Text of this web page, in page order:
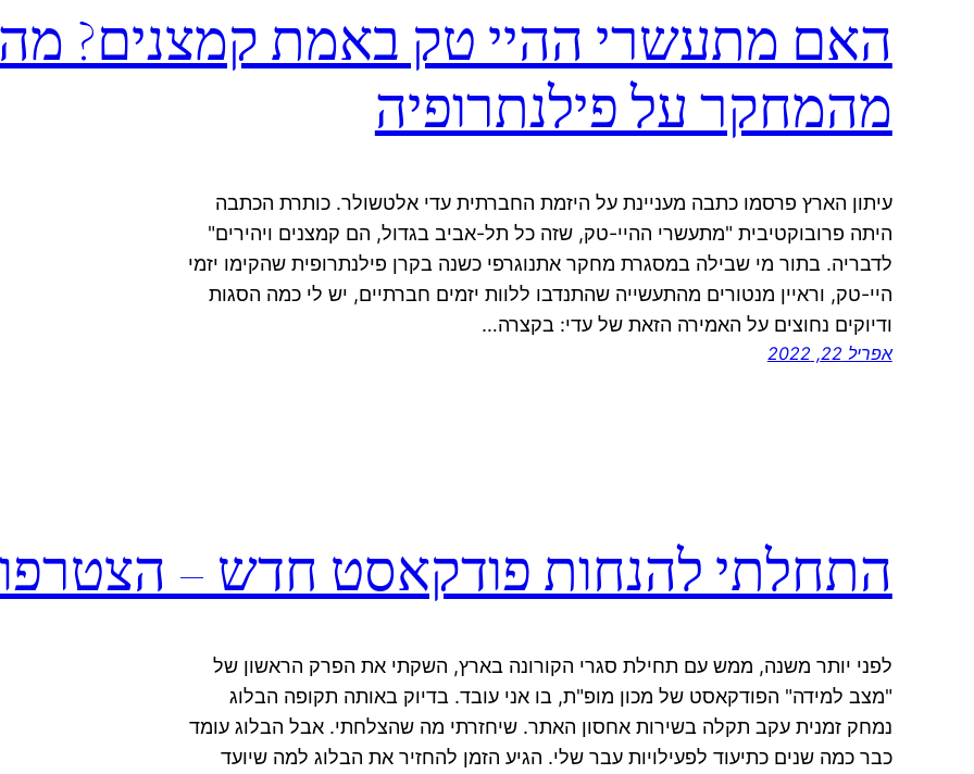
האם מתעשרי ההיי טק באמת קמצנים? מה
מהמחקר על פילנתרופיה
עיתון הארץ פרסמו כתבה מעניינת על היזמת החברתית עדי אלטשולר. כותרת הכתבה
היתה פרובוקטיבית "מתעשרי ההיי-טק, שזה כל תל-אביב בגדול, הם קמצנים ויהירים"
לדבריה. בתור מי שבילה במסגרת מחקר אתנוגרפי כשנה בקרן פילנתרופית שהקימו יזמי
היי-טק, וראיין מנטורים מהתעשייה שהתנדבו ללוות יזמים חברתיים, יש לי כמה הסגות
ודיוקים נחוצים על האמירה הזאת של עדי: בקצרה…
אפריל 22, 2022
התחלתי להנחות פודקאסט חדש –
לפני יותר משנה, ממש עם תחילת סגרי הקורונה בארץ, השקתי את הפרק הראשון של
"מצב למידה" הפודקאסט של מכון מופ"ת, בו אני עובד. בדיוק באותה תקופה הבלוג
נמחק זמנית עקב תקלה בשירות אחסון האתר. שיחזרתי מה שהצלחתי. אבל הבלוג עומד
כבר כמה שנים כתיעוד לפעילויות עבר שלי. הגיע הזמן להחזיר את הבלוג למה שיועד